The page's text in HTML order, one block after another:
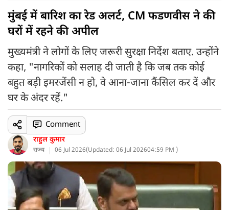
मुंबई में बारिश का रेड अलर्ट, CM फडणवीस ने की
घरों में रहने की अपील
मुख्यमंत्री ने लोगों के लिए जरूरी सुरक्षा निर्देश बताए. उन्होंने
कहा, "नागरिकों को सलाह दी जाती है कि जब तक कोई
बहुत बड़ी इमरजेंसी न हो, वे आना-जाना कैंसिल कर दें और
घर के अंदर रहें."
राहुल कुमार
राज्य 06 Jul 2026(Updated: 06 Jul 202604:59 PM )
Comment